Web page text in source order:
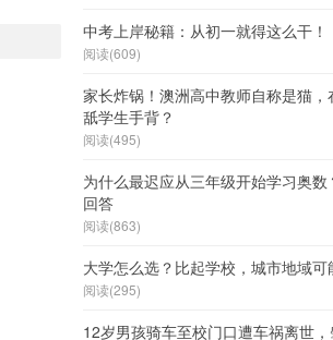
中考上岸秘籍：从初一就得这么干！
阅读(609)
家长炸锅！澳洲高中教师自称是猫
舐学生手背？
阅读(495)
为什么最迟应从三年级开始学习奥
回答
阅读(863)
大学怎么选？比起学校，城市地域可
阅读(295)
12岁男孩骑车至校门口遭车祸离世